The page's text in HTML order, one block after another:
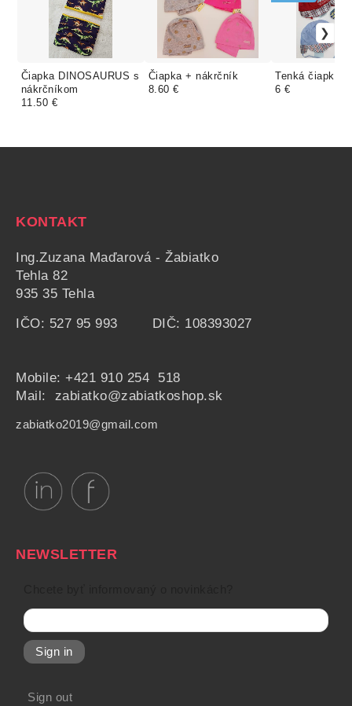
Čiapka DINOSAURUS s
nákrčníkom
11.50 €
Čiapka + nákrčník
8.60 €
Tenká čiapka
6 €
KONTAKT
Ing.Zuzana Maďarová - Žabiatko
Tehla 82
935 35 Tehla
IČO: 527 95 993 DIČ: 108393027
Mobile: +421 910 254 518
Mail: zabiatko@zabiatkoshop.sk
zabiatko2019@gmail.com
NEWSLETTER
Sign in
Sign out